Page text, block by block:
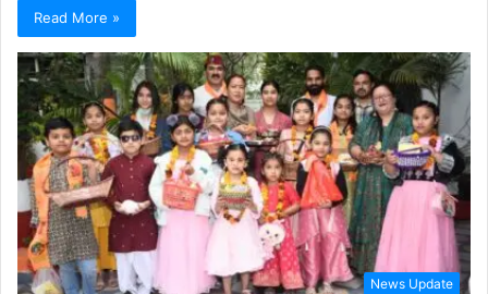
Read More »
News Update